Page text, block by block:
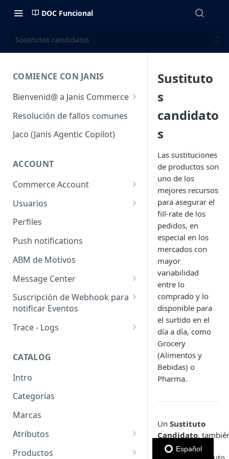
DOC Funcional
Sustitutos candidatos
COMIENCE CON JANIS
Bienvenid@ a Janis Commerce
Acceso y Ambientes
Requisitos mínimos para
utilizar la plataforma
Fulfillment
Resolución de fallos comunes
Jaco (Janis Agentic Copilot)
ACCOUNT
Commerce Account
Cuentas de comercio
Sales Channel (Canales de
Usuarios
Usuarios
Usuarios pendientes
Llaves de seguridad
Perfiles
Push notifications
ABM de Motivos
Message Center
Templates
Configuración de SMTP
Emails (Registro de correos
Email para pedido pendiente
de retiro
WhatsApp Business
Suscripción de Webhook para
notificar Eventos
Webhooks: Buenas prácticas
Trace - Logs
CATALOG
Intro
Categorías
Marcas
Atributos
Grupos de atributos
Productos
Sustituto
s
candidato
s
Las sustituciones
de productos son
uno de los
mejores recursos
para asegurar el
fill-rate de los
pedidos, en
especial en los
mercados con
mayor
variabilidad
entre lo
comprado y lo
disponible para
el surtido en el
día a día, como
Grocery
(Alimentos y
Bebidas) o
Pharma.
Un Sustituto
Candidato,
conocido como
Español